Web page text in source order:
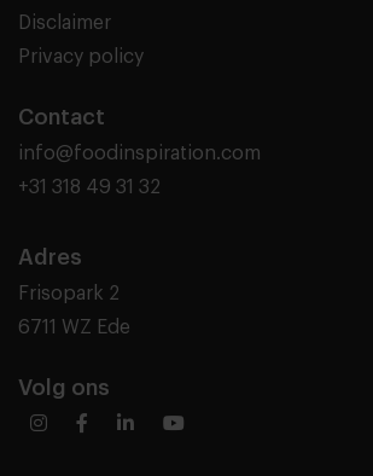
Disclaimer
Privacy policy
Contact
info@foodinspiration.com
+31 318 49 31 32
Adres
Frisopark 2
6711 WZ Ede
Volg ons